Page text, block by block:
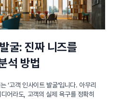
굴: 진짜 니즈를
석 방법
‘고객 인사이트 발굴’입니다. 아무리
어라도, 고객의 실제 욕구를 정확히